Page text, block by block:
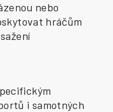
nebo
hráčům
i samotných